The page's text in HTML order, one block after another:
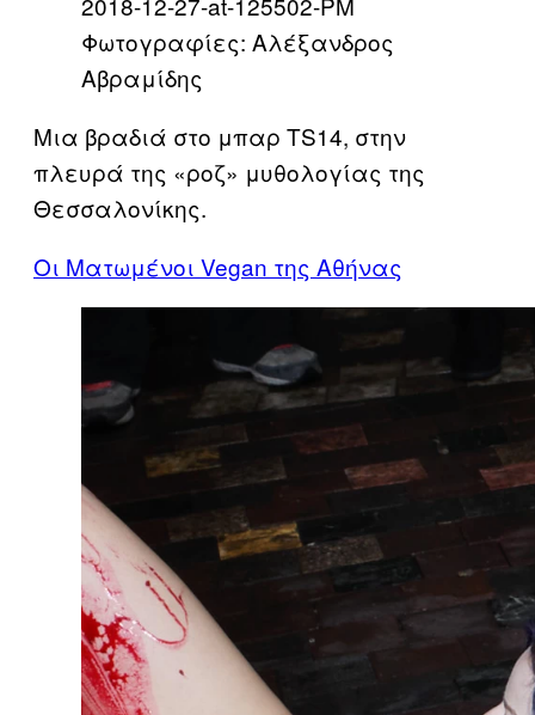
Φωτογραφίες: Αλέξανδρος
Αβραμίδης
Μια βραδιά στο μπαρ TS14, στην
πλευρά της «ροζ» μυθολογίας της
Θεσσαλονίκης.
Οι Ματωμένοι Vegan της Αθήνας